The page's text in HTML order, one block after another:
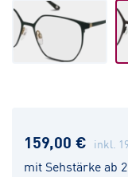
159,00 € inkl.
mit Sehstärke ab